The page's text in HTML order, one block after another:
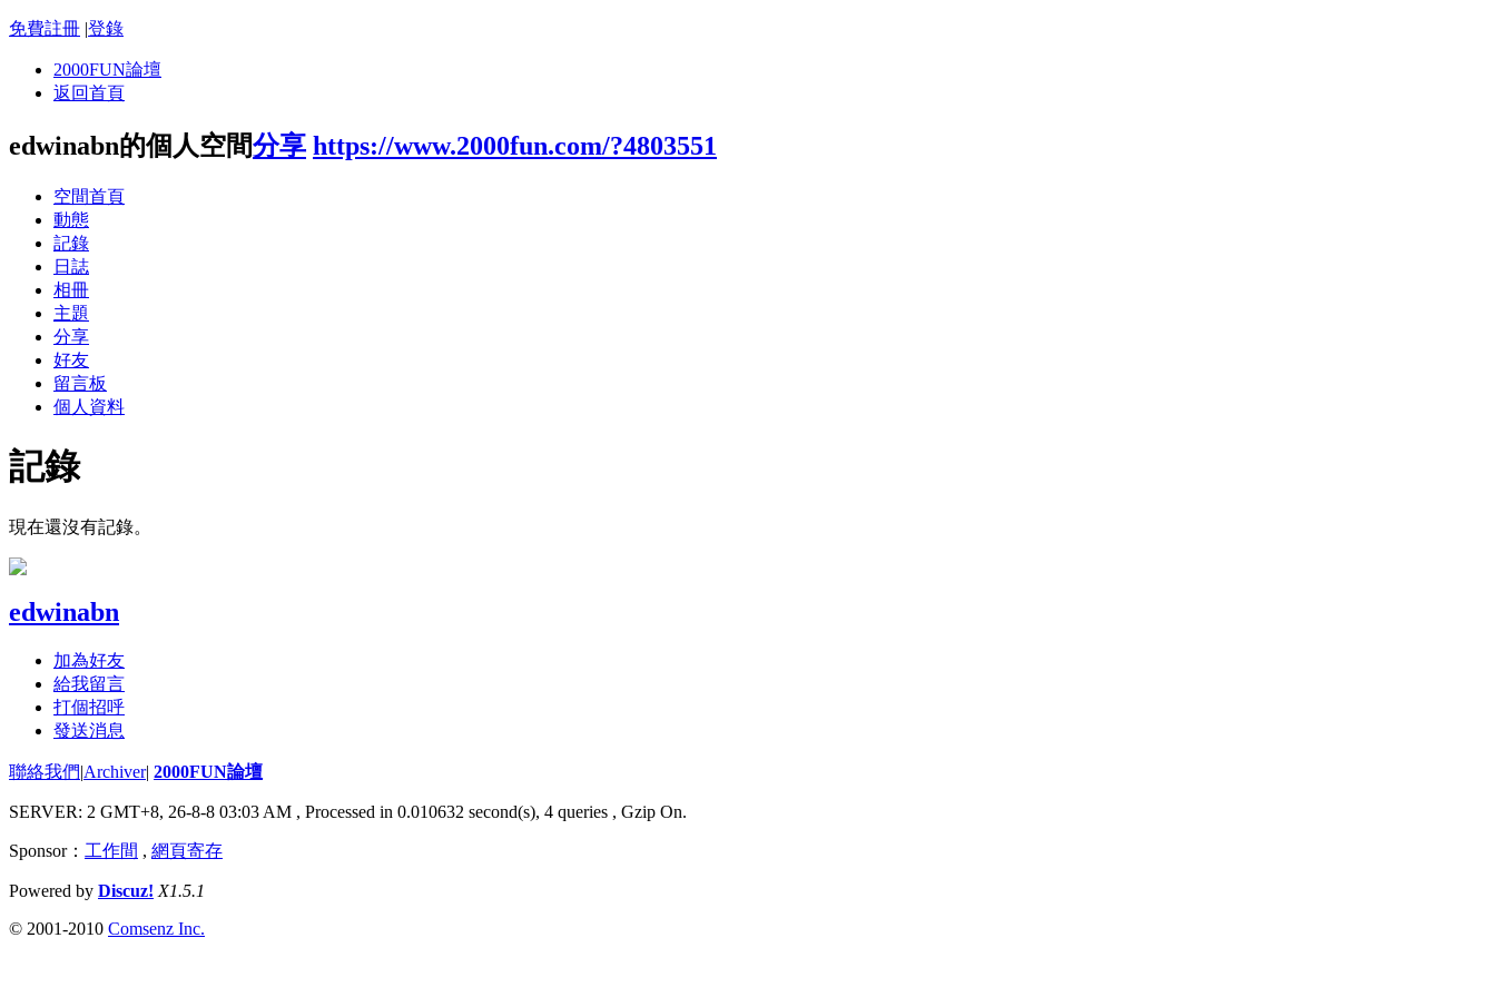
免費註冊 |登錄
2000FUN論壇
返回首頁
edwinabn的個人空間分享 https://www.2000fun.com/?4803551
空間首頁
動態
記錄
日誌
相冊
主題
分享
好友
留言板
個人資料
記錄
現在還沒有記錄。
edwinabn
加為好友
給我留言
打個招呼
發送消息
聯絡我們|Archiver| 2000FUN論壇
SERVER: 2 GMT+8, 26-8-8 03:03 AM , Processed in 0.010632 second(s), 4 queries , Gzip On.
Sponsor： 工作間 , 網頁寄存
Powered by Discuz! X1.5.1
© 2001-2010 Comsenz Inc.